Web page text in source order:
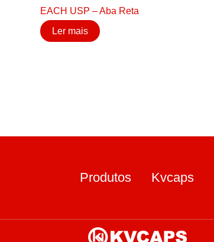
EACH USP – Aba Reta
Ler mais
Produtos Kvcaps